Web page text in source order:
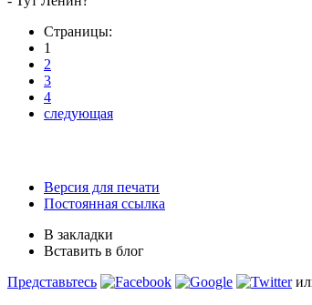
Страницы:
1
2
3
4
следующая
Версия для печати
Постоянная ссылка
В закладки
Вставить в блог
Представьтесь